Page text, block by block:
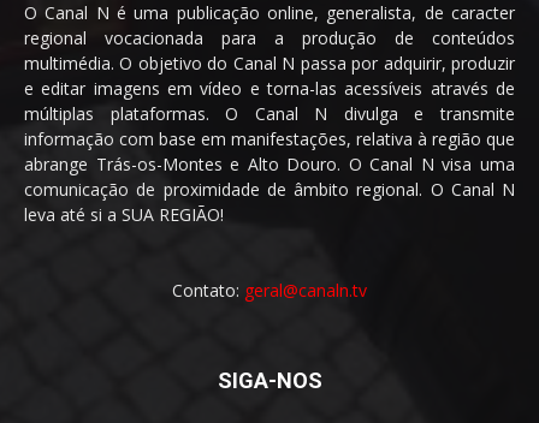
O Canal N é uma publicação online, generalista, de caracter
regional vocacionada para a produção de conteúdos
multimédia. O objetivo do Canal N passa por adquirir, produzir
e editar imagens em vídeo e torna-las acessíveis através de
múltiplas plataformas. O Canal N divulga e transmite
informação com base em manifestações, relativa à região que
abrange Trás-os-Montes e Alto Douro. O Canal N visa uma
comunicação de proximidade de âmbito regional. O Canal N
leva até si a SUA REGIÃO!
Contato: geral@canaln.tv
SIGA-NOS